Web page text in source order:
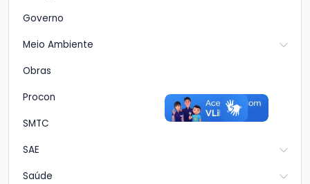
Governo
Meio Ambiente
Obras
Procon
SMTC
SAE
Saúde